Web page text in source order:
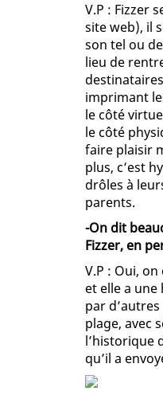
V.P : Fizzer
site web), il
son tel ou
lieu de
imprimant
le côté
le côté
faire plaisir
plus, c’est
drôles à
parents.
-On dit
Fizzer, en
V.P : Oui,
et elle a une
par
plage, avec
l’historique
qu’il a